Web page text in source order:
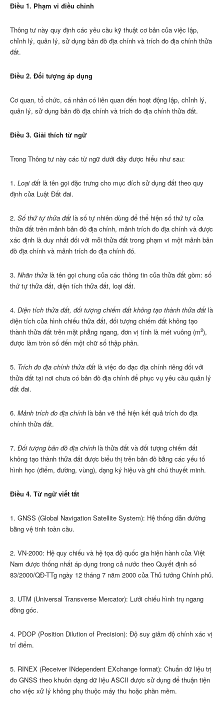
Điều 1. Phạm vi điều chỉnh
Thông tư này quy định các yêu cầu kỹ thuật cơ bản của việc lập,
chỉnh lý, quản lý, sử dụng bản đồ địa chính và trích đo địa chính thửa
đất.
Điều 2. Đối tượng áp dụng
Cơ quan, tổ chức, cá nhân có liên quan đến hoạt động lập, chỉnh lý,
quản lý, sử dụng bản đồ địa chính và trích đo địa chính thửa đất.
Điều 3. Giải thích từ ngữ
Trong Thông tư này các từ ngữ dưới đây được hiểu như sau:
1. Loại đất là tên gọi đặc trưng cho mục đích sử dụng đất theo quy
định của Luật Đất đai.
2. Số thứ tự thửa đất là số tự nhiên dùng để thể hiện số thứ tự của
thửa đất trên mảnh bản đồ địa chính, mảnh trích đo địa chính và được
xác định là duy nhất đối với mỗi thửa đất trong phạm vi một mảnh bản
đồ địa chính và mảnh trích đo địa chính đó.
3. Nhãn thửa là tên gọi chung của các thông tin của thửa đất gồm: số
thứ tự thửa đất, diện tích thửa đất, loại đất.
4. Diện tích thửa đất, đối tượng chiếm đất không tạo thành thửa đất là
diện tích của hình chiếu thửa đất, đối tượng chiếm đất không tạo
thành thửa đất trên mặt phẳng ngang, đơn vị tính là mét vuông (m2),
được làm tròn số đến một chữ số thập phân.
5. Trích đo địa chính thửa đất là việc đo đạc địa chính riêng đối với
thửa đất tại nơi chưa có bản đồ địa chính để phục vụ yêu cầu quản lý
đất đai.
6. Mảnh trích đo địa chính là bản vẽ thể hiện kết quả trích đo địa
chính thửa đất.
7. Đối tượng bản đồ địa chính là thửa đất và đối tượng chiếm đất
không tạo thành thửa đất được biểu thị trên bản đồ bằng các yếu tố
hình học (điểm, đường, vùng), dạng ký hiệu và ghi chú thuyết minh.
Điều 4. Từ ngữ viết tắt
1. GNSS (Global Navigation Satellite System): Hệ thống dẫn đường
bằng vệ tinh toàn cầu.
2. VN-2000: Hệ quy chiếu và hệ tọa độ quốc gia hiện hành của Việt
Nam được thống nhất áp dụng trong cả nước theo Quyết định số
83/2000/QĐ-TTg ngày 12 tháng 7 năm 2000 của Thủ tướng Chính phủ.
3. UTM (Universal Transverse Mercator): Lưới chiếu hình trụ ngang
đồng góc.
4. PDOP (Position Dilution of Precision): Độ suy giảm độ chính xác vị
trí điểm.
5. RINEX (Receiver INdependent EXchange format): Chuẩn dữ liệu trị
đo GNSS theo khuôn dạng dữ liệu ASCII được sử dụng để thuận tiện
cho việc xử lý không phụ thuộc máy thu hoặc phần mềm.